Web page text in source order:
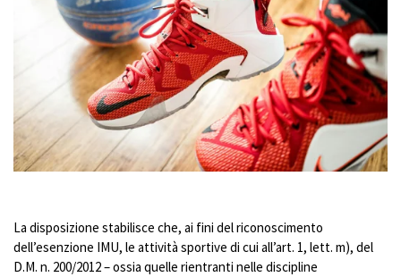
La disposizione stabilisce che, ai fini del riconoscimento
dell’esenzione IMU, le attività sportive di cui all’art. 1, lett. m), del
D.M. n. 200/2012 – ossia quelle rientranti nelle discipline